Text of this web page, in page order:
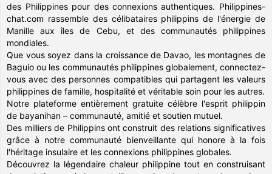
des Philippines pour des connexions authentiques. Philippines-
chat.com rassemble des célibataires philippins de l'énergie de
Manille aux îles de Cebu, et des communautés philippines
mondiales.
Que vous soyez dans la croissance de Davao, les montagnes de
Baguio ou les communautés philippines globalement, connectez-
vous avec des personnes compatibles qui partagent les valeurs
philippines de famille, hospitalité et véritable soin pour les autres.
Notre plateforme entièrement gratuite célèbre l'esprit philippin
de bayanihan – communauté, amitié et soutien mutuel.
Des milliers de Philippins ont construit des relations significatives
grâce à notre communauté bienveillante qui honore à la fois
l'héritage insulaire et les connexions philippines globales.
Découvrez la légendaire chaleur philippine tout en construisant